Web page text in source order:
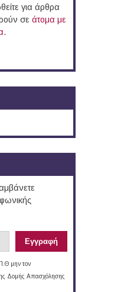
για άρθρα
σε άτομα με
.
μην τον
Δομής Απασχόλησης